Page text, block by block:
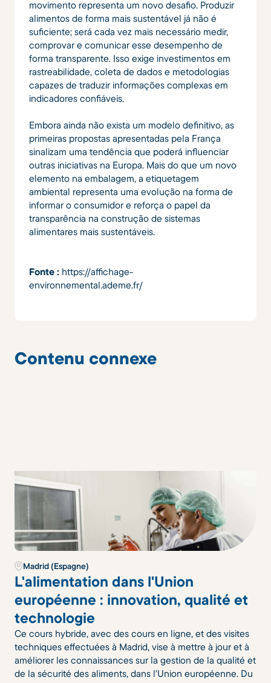
movimento representa um novo desafio. Produzir
alimentos de forma mais sustentável já não é
suficiente; será cada vez mais necessário medir,
comprovar e comunicar esse desempenho de
forma transparente. Isso exige investimentos em
rastreabilidade, coleta de dados e metodologias
capazes de traduzir informações complexas em
indicadores confiáveis.
Embora ainda não exista um modelo definitivo, as
primeiras propostas apresentadas pela França
sinalizam uma tendência que poderá influenciar
outras iniciativas na Europa. Mais do que um novo
elemento na embalagem, a etiquetagem
ambiental representa uma evolução na forma de
informar o consumidor e reforça o papel da
transparência na construção de sistemas
alimentares mais sustentáveis.
Fonte : https://affichage-
environnemental.ademe.fr/
Contenu connexe
Madrid (Espagne)
L'alimentation dans l'Union
européenne : innovation, qualité et
technologie
Ce cours hybride, avec des cours en ligne, et des visites
techniques effectuées à Madrid, vise à mettre à jour et à
améliorer les connaissances sur la gestion de la qualité et
de la sécurité des aliments, dans l'Union européenne. Du